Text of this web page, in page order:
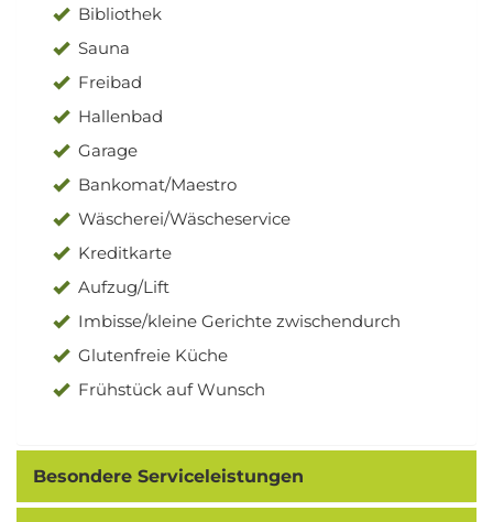
Bibliothek
Sauna
Freibad
Hallenbad
Garage
Bankomat/Maestro
Wäscherei/Wäscheservice
Kreditkarte
Aufzug/Lift
Imbisse/kleine Gerichte zwischendurch
Glutenfreie Küche
Frühstück auf Wunsch
Besondere Serviceleistungen